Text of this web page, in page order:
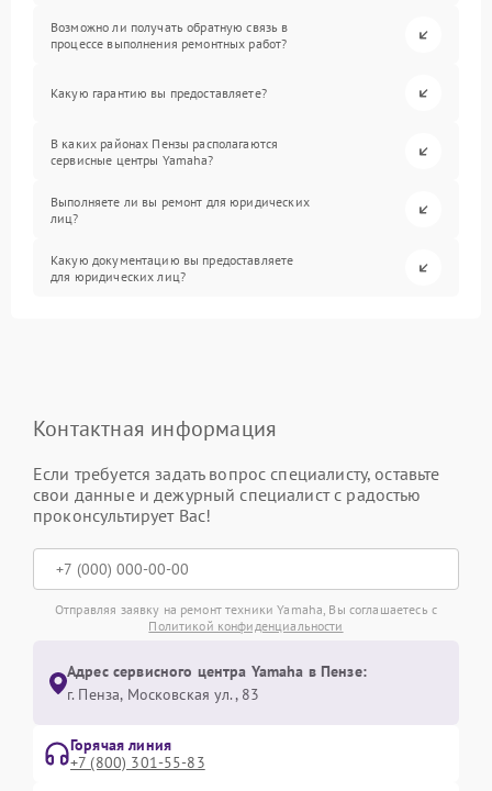
Возможно ли получать обратную связь в
процессе выполнения ремонтных работ?
Какую гарантию вы предоставляете?
В каких районах Пензы располагаются
сервисные центры Yamaha?
Выполняете ли вы ремонт для юридических
лиц?
Какую документацию вы предоставляете
для юридических лиц?
Контактная информация
Если требуется задать вопрос специалисту, оставьте
свои данные и дежурный специалист с радостью
проконсультирует Вас!
Отправляя заявку на ремонт техники Yamaha, Вы соглашаетесь с
Политикой конфиденциальности
Адрес сервисного центра Yamaha в Пензе:
г. Пенза, Московская ул., 83
Горячая линия
+7 (800) 301-55-83